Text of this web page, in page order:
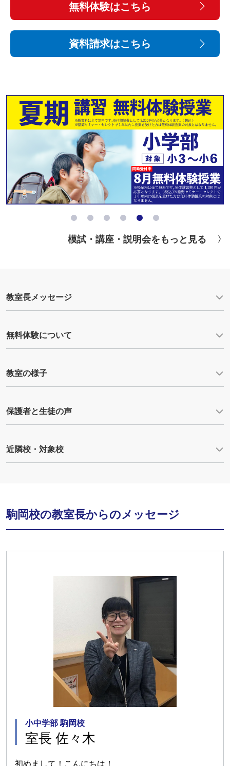
無料体験はこちら
資料請求はこちら
模試・講座・説明会をもっと見る
教室長メッセージ
無料体験について
教室の様子
保護者と生徒の声
近隣校・対象校
駒岡校の教室長からのメッセージ
小中学部 駒岡校
室長 佐々木
初めまして！こんにちは！